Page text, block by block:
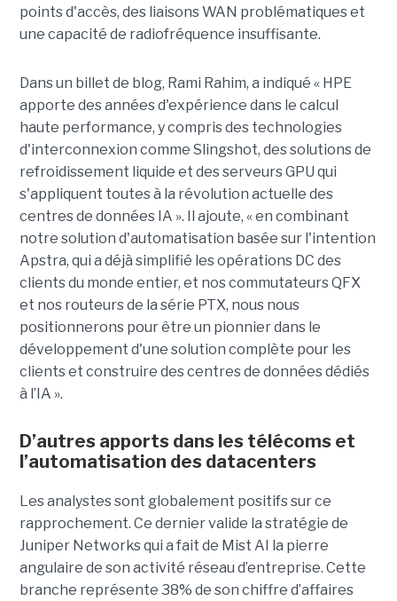
points d'accès, des liaisons WAN problématiques et
une capacité de radiofréquence insuffisante.
Dans un billet de blog, Rami Rahim, a indiqué « HPE
apporte des années d'expérience dans le calcul
haute performance, y compris des technologies
d'interconnexion comme Slingshot, des solutions de
refroidissement liquide et des serveurs GPU qui
s'appliquent toutes à la révolution actuelle des
centres de données IA ». Il ajoute, « en combinant
notre solution d'automatisation basée sur l'intention
Apstra, qui a déjà simplifié les opérations DC des
clients du monde entier, et nos commutateurs QFX
et nos routeurs de la série PTX, nous nous
positionnerons pour être un pionnier dans le
développement d'une solution complète pour les
clients et construire des centres de données dédiés
à l’IA ».
D’autres apports dans les télécoms et
l’automatisation des datacenters
Les analystes sont globalement positifs sur ce
rapprochement. Ce dernier valide la stratégie de
Juniper Networks qui a fait de Mist AI la pierre
angulaire de son activité réseau d’entreprise. Cette
branche représente 38% de son chiffre d’affaires